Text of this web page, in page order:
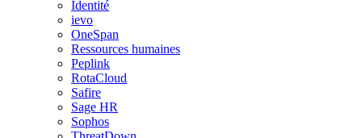
Identité
ievo
OneSpan
Ressources humaines
Peplink
RotaCloud
Safire
Sage HR
Sophos